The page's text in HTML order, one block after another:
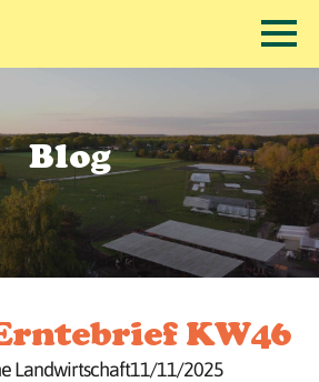
Blog
KW46
Landwirtschaft11/11/2025